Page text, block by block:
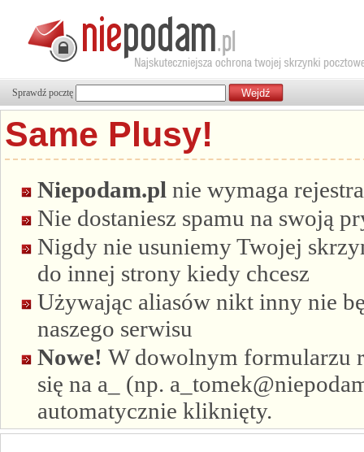
Sprawdź pocztę
Same Plusy!
Niepodam.pl nie wymaga
Nie dostaniesz spamu na swoją
Nigdy nie usuniemy Twojej
do innej strony kiedy chcesz
Używając aliasów nikt inny nie
naszego serwisu
Nowe! W dowolnym formularzu
się na a_ (np.
automatycznie kliknięty.